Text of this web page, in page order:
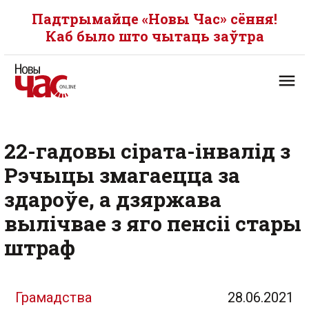
Падтрымайце «Новы Час» сёння!
Каб было што чытаць заўтра
22-гадовы сірата-інвалід з
Рэчыцы змагаецца за
здароўе, а дзяржава
вылічвае з яго пенсіі стары
штраф
Грамадства 28.06.2021